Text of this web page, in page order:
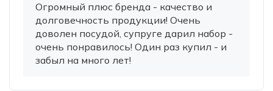
Огромный плюс бренда - качество и
долговечность продукции! Очень
доволен посудой, супруге дарил набор -
очень понравилось! Один раз купил - и
забыл на много лет!